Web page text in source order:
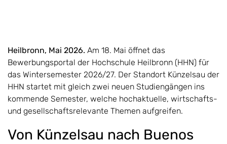
Heilbronn, Mai 2026. Am 18. Mai öffnet das
Bewerbungsportal der Hochschule Heilbronn (HHN) für
das Wintersemester 2026/27. Der Standort Künzelsau der
HHN startet mit gleich zwei neuen Studiengängen ins
kommende Semester, welche hochaktuelle, wirtschafts-
und gesellschaftsrelevante Themen aufgreifen.
Von Künzelsau nach Buenos